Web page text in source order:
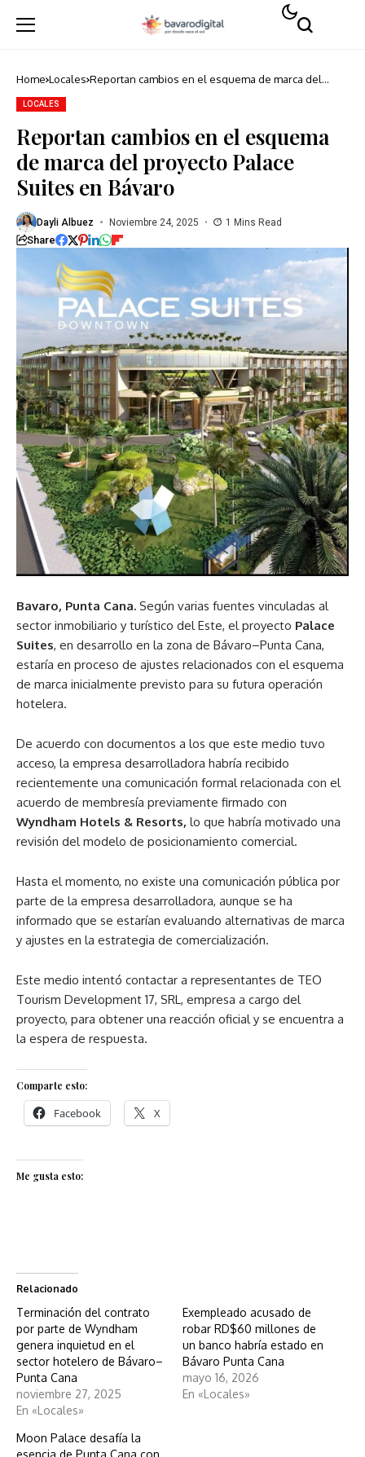
Home Locales Reportan cambios en el esquema de marca del
LOCALES
Reportan cambios en el esquema
de marca del proyecto Palace
Suites en Bávaro
Dayli Albuez Noviembre 24, 2025 1 Mins Read
Share
Bavaro, Punta Cana. Según varias fuentes vinculadas al
sector inmobiliario y turístico del Este, el proyecto Palace
Suites, en desarrollo en la zona de Bávaro–Punta Cana,
estaría en proceso de ajustes relacionados con el esquema
de marca inicialmente previsto para su futura operación
hotelera.
De acuerdo con documentos a los que este medio tuvo
acceso, la empresa desarrolladora habría recibido
recientemente una comunicación formal relacionada con el
acuerdo de membresía previamente firmado con
Wyndham Hotels & Resorts, lo que habría motivado una
revisión del modelo de posicionamiento comercial.
Hasta el momento, no existe una comunicación pública por
parte de la empresa desarrolladora, aunque se ha
informado que se estarían evaluando alternativas de marca
y ajustes en la estrategia de comercialización.
Este medio intentó contactar a representantes de TEO
Tourism Development 17, SRL, empresa a cargo del
proyecto, para obtener una reacción oficial y se encuentra a
la espera de respuesta.
Comparte esto:
Facebook X
Me gusta esto:
Relacionado
Terminación del contrato
por parte de Wyndham
genera inquietud en el
sector hotelero de Bávaro–
Punta Cana
noviembre 27, 2025
En «Locales»
Exempleado acusado de
robar RD$60 millones de
un banco habría estado en
Bávaro Punta Cana
mayo 16, 2026
En «Locales»
Moon Palace desafía la
esencia de Punta Cana con